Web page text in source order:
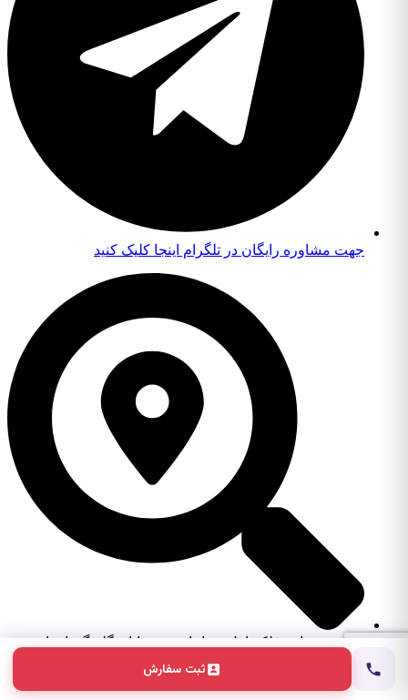
ثبت سفارش
جهت مشاوره رایگان در تلگرام اینجا کلیک کنید
آدرس: تهران، فلکه اول تهرانپارس، خیابان گلبرگ، ابتدای
کیخسروی
Facebook